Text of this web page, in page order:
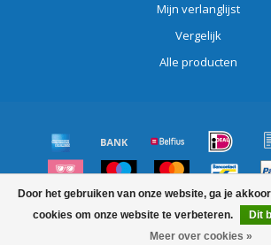
Door het gebruiken van onze website, ga je
cookies om onze website te verbeteren.
Dit
Meer over cookies »
Mijn verlanglijst
Vergelijk
Alle producten
© Copyright 2026